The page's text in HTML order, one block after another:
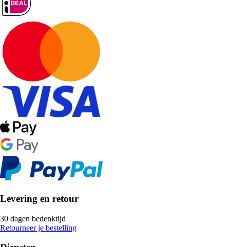
Levering en retour
30 dagen bedenktijd
Retourneer je bestelling